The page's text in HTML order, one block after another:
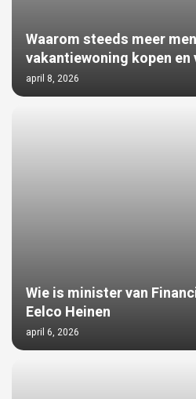
Waarom steeds meer
vakantiewoning kopen en
april 8, 2026
Wie is minister van
Eelco Heinen
april 6, 2026